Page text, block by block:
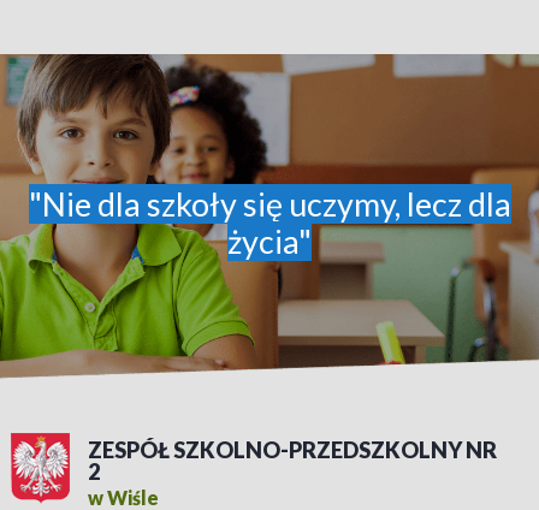
"Nie dla szkoły się uczymy, lecz dla
życia"
ZESPÓŁ SZKOLNO-PRZEDSZKOLNY NR
2
w Wiśle